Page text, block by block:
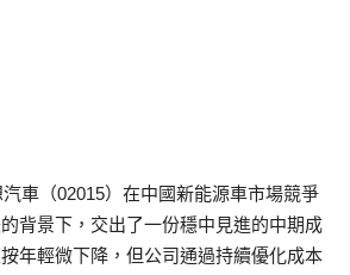
車（02015）在中國新能源車市場競爭
背景下，交出了一份穩中見進的中期成
年輕微下降，但公司通過持續優化成本